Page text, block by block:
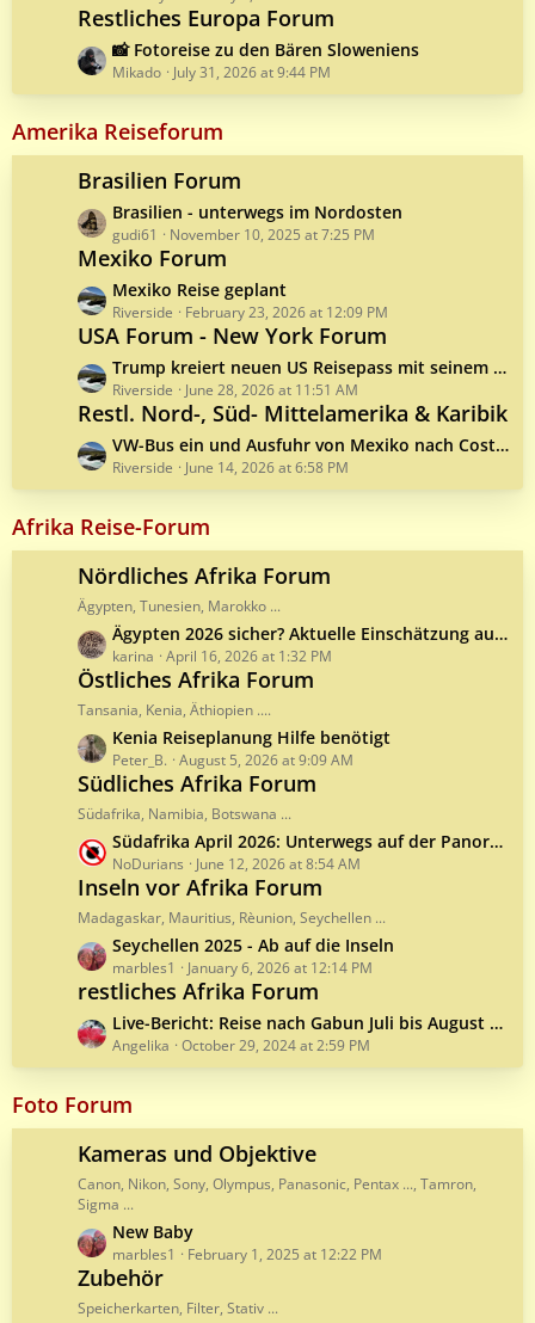
s
t
s
s
t
P
o
t
s
Restliches Europa Forum
L
a
s
t
P
o
s
t
s
📸 Fotoreise zu den Bären Sloweniens
Mikado July 31, 2026 at 9:44 PM
Amerika Reiseforum
Brasilien Forum
L
a
s
t
P
o
t
s
Brasilien - unterwegs im Nordosten
gudi61 November 10, 2025 at 7:25 PM
Mexiko Forum
L
a
s
t
P
o
t
Mexiko Reise geplant
Riverside February 23, 2026 at 12:09 PM
USA Forum - New York Forum
L
a
s
t
P
o
t
s
Trump kreiert neuen US Reisepass mit seinem Konterfei
Riverside June 28, 2026 at 11:51 AM
Restl. Nord-, Süd- Mittelamerika & Karibik
L
a
s
t
P
o
s
t
s
VW-Bus ein und Ausfuhr von Mexiko nach Costa-Rica, aktuelle Infos
Riverside June 14, 2026 at 6:58 PM
Afrika Reise-Forum
Nördliches Afrika Forum
Ägypten, Tunesien, Marokko ...
L
a
s
t
o
s
s
Ägypten 2026 sicher? Aktuelle Einschätzung aus Sicht vor Ort
karina April 16, 2026 at 1:32 PM
Östliches Afrika Forum
Tansania, Kenia, Äthiopien ....
L
a
s
t
o
s
s
Kenia Reiseplanung Hilfe benötigt
Peter_B. August 5, 2026 at 9:09 AM
Südliches Afrika Forum
Südafrika, Namibia, Botswana ...
L
a
t
o
s
s
Südafrika April 2026: Unterwegs auf der Panorama Route und ihrer Umgebung
NoDurians June 12, 2026 at 8:54 AM
Inseln vor Afrika Forum
Madagaskar, Mauritius, Rèunion, Seychellen ...
L
a
s
t
P
o
t
s
Seychellen 2025 - Ab auf die Inseln
marbles1 January 6, 2026 at 12:14 PM
restliches Afrika Forum
L
a
s
P
o
s
t
s
Live-Bericht: Reise nach Gabun Juli bis August 2022
Angelika October 29, 2024 at 2:59 PM
Foto Forum
Kameras und Objektive
Canon, Nikon, Sony, Olympus, Panasonic, Pentax ..., Tamron,
Sigma ...
L
a
s
t
New Baby
marbles1 February 1, 2025 at 12:22 PM
Zubehör
Speicherkarten, Filter, Stativ ...